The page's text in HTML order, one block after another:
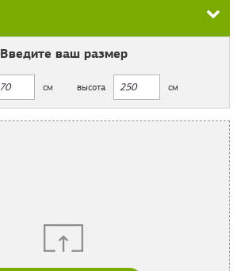
Введите ваш размер
см высота см